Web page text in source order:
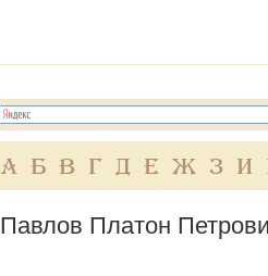
А Б В Г Д Е Ж З И
Павлов Платон